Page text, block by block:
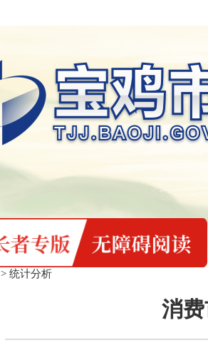
> 统计分析
消